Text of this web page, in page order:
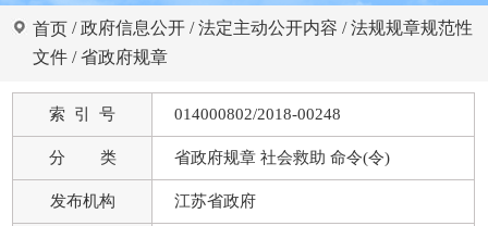
首页 /政府信息公开 /法定主动公开内容 /法规规章规范性
文件 /省政府规章
索 引 号 014000802/2018-00248
分 类 省政府规章 社会救助 命令(令)
发布机构 江苏省政府